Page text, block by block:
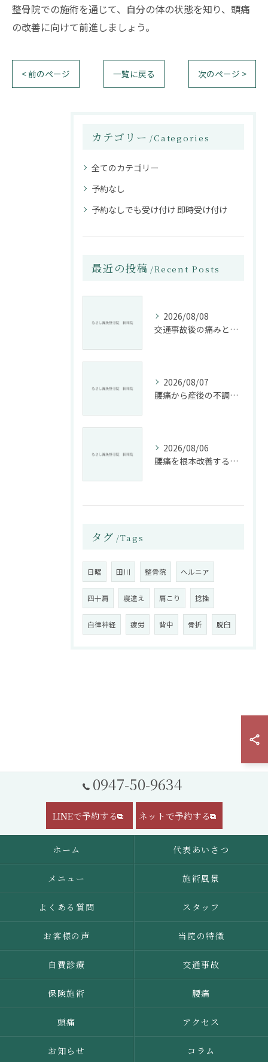
整骨院での施術を通じて、自分の体の状態を知り、頭痛
の改善に向けて前進しましょう。
< 前のページ 一覧に戻る 次のページ >
カテゴリー Categories
全てのカテゴリー
予約なし
予約なしでも受け付け 即時受け付け
最近の投稿 Recent Posts
2026/08/08
交通事故後の痛みと姿勢改善に特化した整骨院の役割
2026/08/07
腰痛から産後の不調まで整骨院で根本改善する方法
2026/08/06
腰痛を根本改善する整骨院の施術とアドバイスの重要性
タグ Tags
日曜 田川 整骨院 ヘルニア
四十肩 寝違え 肩こり 捻挫
自律神経 疲労 背中 骨折 脱臼
0947-50-9634
LINEで予約する ネットで予約する
ホーム 代表あいさつ
メニュー 施術風景
よくある質問 スタッフ
お客様の声 当院の特徴
自費診療 交通事故
保険施術 腰痛
頭痛 アクセス
お知らせ コラム